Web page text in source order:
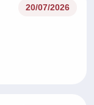
20/07/2026